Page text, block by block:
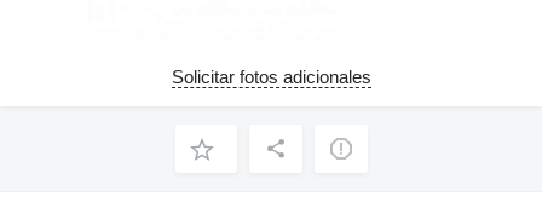
Solicitar fotos adicionales